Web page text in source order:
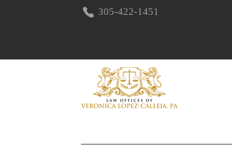
305-422-1451